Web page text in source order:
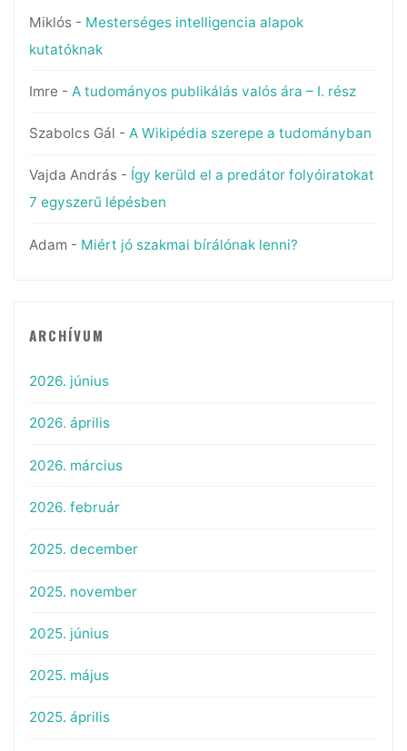
Miklós- Mesterséges intelligencia alapok
kutatóknak
Imre - A tudományos publikálás valós ára – I. rész
Szabolcs Gál - A Wikipédia szerepe a tudományban
Vajda András- Így kerüld el a predátor folyóiratokat
7 egyszerű lépésben
Adam - Miért jó szakmai bírálónak lenni?
ARCHÍVUM
2026. június
2026. április
2026. március
2026. február
2025. december
2025. november
2025. június
2025. május
2025. április